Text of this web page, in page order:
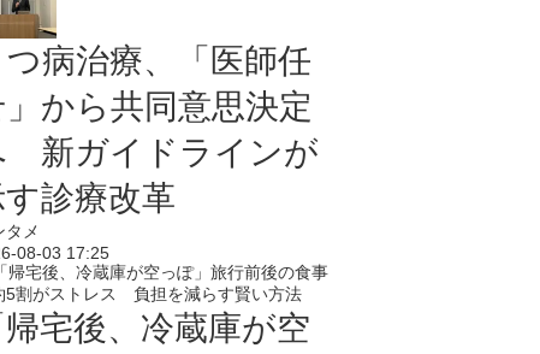
つ病治療、「医師任
から共同意思決定
新ガイドラインが
診療改革
タメ
08-03 17:25
帰宅後、冷蔵庫が空